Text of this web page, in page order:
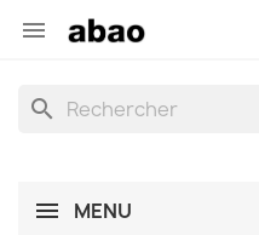

search
MENU